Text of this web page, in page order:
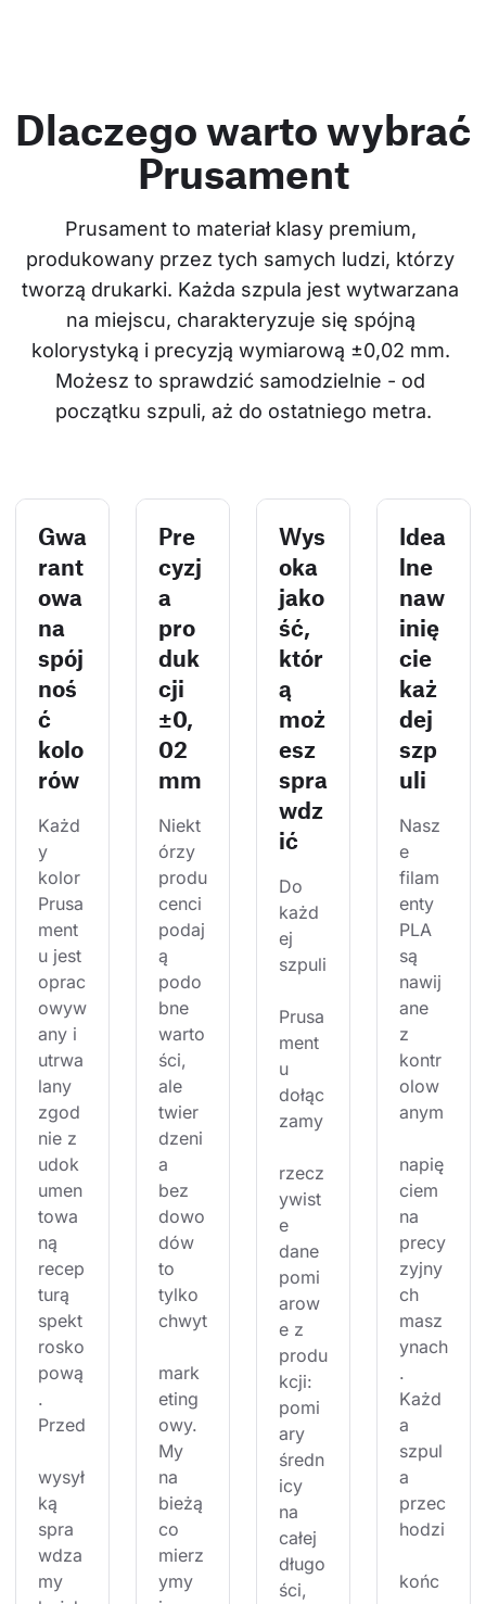
Dlaczego warto wybrać
Prusament
Prusament to materiał klasy premium,
produkowany przez tych samych ludzi, którzy
tworzą drukarki. Każda szpula jest wytwarzana
na miejscu, charakteryzuje się spójną
kolorystyką i precyzją wymiarową ±0,02 mm.
Możesz to sprawdzić samodzielnie - od
początku szpuli, aż do ostatniego metra.
Gwa
rant
owa
na
spój
noś
ć
kolo
rów
Każd
y
kolor
Prusa
ment
u jest
oprac
owyw
any i
utrwa
lany
zgod
nie z
udok
umen
towa
ną
recep
turą
spekt
rosko
pową
.
Przed
wysył
ką
spra
wdza
my
Pre
cyzj
a
pro
duk
cji
±0,
02
mm
Niekt
órzy
produ
cenci
podaj
ą
podo
bne
warto
ści,
ale
twier
dzeni
a
bez
dowo
dów
to
tylko
chwyt
mark
eting
owy.
My
na
bieżą
co
mierz
ymy
Wys
oka
jako
ść,
któr
ą
moż
esz
spra
wdz
ić
Do
każd
ej
szpuli
Prusa
ment
u
dołąc
zamy
rzecz
ywist
e
dane
pomi
arow
e z
produ
kcji:
pomi
ary
średn
icy
na
całej
długo
ści,
Idea
lne
naw
inię
cie
każ
dej
szp
uli
Nasz
e
filam
enty
PLA
są
nawij
ane
z
kontr
olow
anym
napię
ciem
na
precy
zyjny
ch
masz
ynach
.
Każd
a
szpul
a
przec
hodzi
końc